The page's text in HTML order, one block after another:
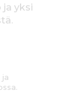
ja yksi